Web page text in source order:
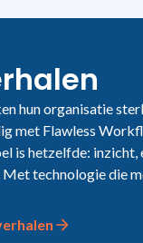
hun organisatie
met Flawless
is hetzelfde:
technologie die